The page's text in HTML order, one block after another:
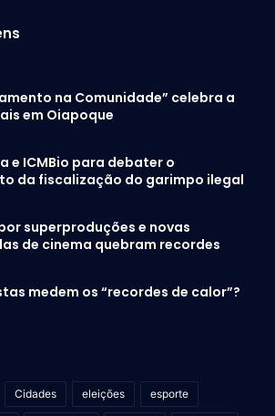
na Comunidade” celebra a
em Oiapoque
e ICMBio para debater o
da fiscalização do garimpo ilegal
superproduções e novas
de cinema quebram recordes
medem os “recordes de calor”?
Cidades eleições esporte